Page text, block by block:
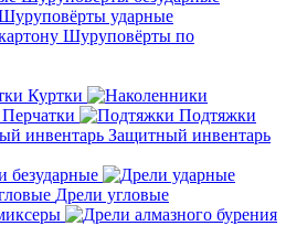
ударные
Шуруповёрты по
Куртки
Перчатки
Подтяжки
Защитный инвентарь
безударные
Дрели угловые